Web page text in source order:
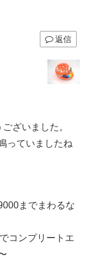
返信
ざいました。
っていましたね
までまわるな
コンプリートエ